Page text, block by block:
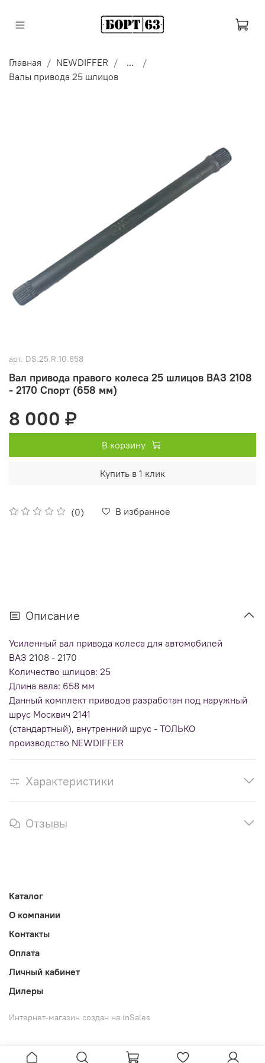
Главная NEWDIFFER
...
Валы привода 25 шлицов
арт. DS.25.R.10.658
Вал привода правого колеса 25 шлицов ВАЗ 2108
- 2170 Спорт (658 мм)
(0) В избранное
8 000 ₽
В корзину
Купить в 1 клик
Описание
Усиленный вал привода колеса для автомобилей
ВАЗ 2108 - 2170
Количество шлицов: 25
Длина вала: 658 мм
Данный комплект приводов разработан под наружный
шрус Москвич 2141
(стандартный), внутренний шрус - ТОЛЬКО
производство NEWDIFFER
Характеристики
Отзывы
Каталог
О компании
Контакты
Оплата
Личный кабинет
Дилеры
Интернет-магазин создан на inSales